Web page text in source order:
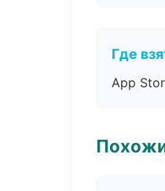
Где
App